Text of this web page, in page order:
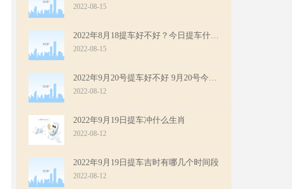
2022-08-15
2022-08-15
2022-08-12
2022年9月19日提车冲什么生肖
2022-08-12
2022年9月19日提车吉时有哪几个时间段
2022-08-12